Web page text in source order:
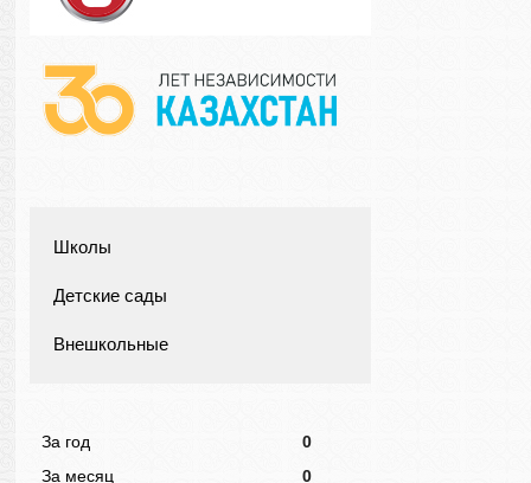
Школы
Детские сады
Внешкольные
За год
0
За месяц
0